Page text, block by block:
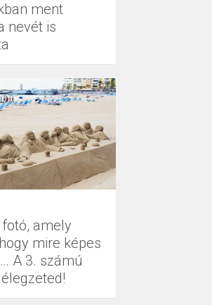
ment
nevét is
amely
mire képes
A 3. számú